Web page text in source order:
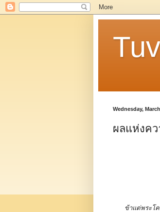
Wednesday,
ผลแห่งคว
ข้าแต่พระโ